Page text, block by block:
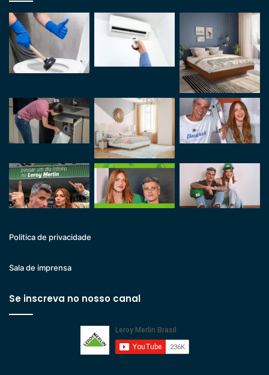
Politica de privacidade
Sala de imprensa
Se inscreva no nosso canal